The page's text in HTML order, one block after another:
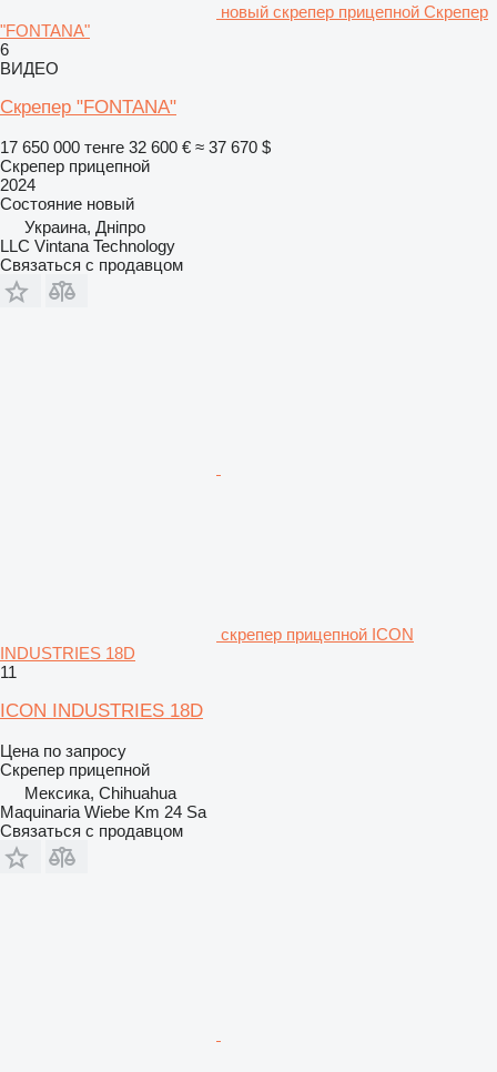
новый скрепер прицепной Скрепер
"FONTANA"
6
ВИДЕО
Скрепер "FONTANA"
17 650 000 тенге 32 600 € ≈ 37 670 $
Скрепер прицепной
2024
Состояние новый
Украина, Дніпро
LLC Vintana Technology
Связаться с продавцом
скрепер прицепной ICON
INDUSTRIES 18D
11
ICON INDUSTRIES 18D
Цена по запросу
Скрепер прицепной
Мексика, Chihuahua
Maquinaria Wiebe Km 24 Sa
Связаться с продавцом